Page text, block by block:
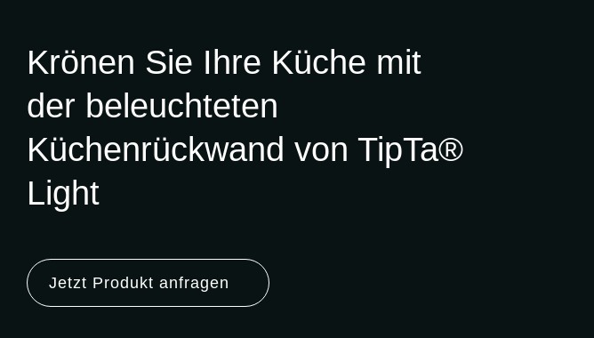
Krönen Sie Ihre Küche mit
der beleuchteten
Küchenrückwand von TipTa®
Light
Jetzt Produkt anfragen